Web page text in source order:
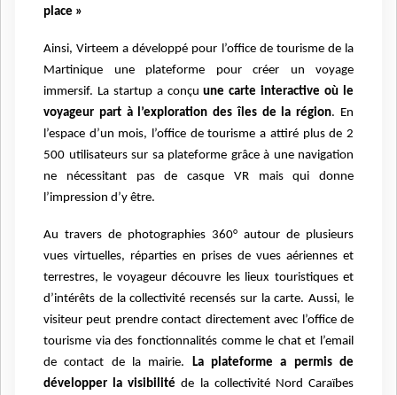
place »
Ainsi, Virteem a développé pour l’office de tourisme de la
Martinique une plateforme pour créer un voyage
immersif. La startup a conçuune carte interactive où le
voyageur part à l’exploration des îles de la région. En
l’espace d’un mois, l’office de tourisme a attiré plus de 2
500 utilisateurs sur sa plateforme grâce à une navigation
ne nécessitant pas de casque VR mais qui donne
l’impression d’y être.
Au travers de photographies 360° autour de plusieurs
vues virtuelles, réparties en prises de vues aériennes et
terrestres, le voyageur découvre les lieux touristiques et
d’intérêts de la collectivité recensés sur la carte. Aussi, le
visiteur peut prendre contact directement avec l’office de
tourisme via des fonctionnalités comme le chat et l’email
de contact de la mairie.
La plateforme a permis de
développer la visibilitéde la collectivité Nord Caraïbes